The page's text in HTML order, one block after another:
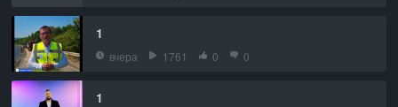
1
вчера 1761 0 0
1